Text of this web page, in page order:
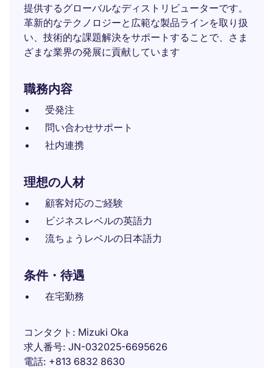
提供するグローバルなディストリビューターです。
革新的なテクノロジーと広範な製品ラインを取り扱
い、技術的な課題解決をサポートすることで、さま
ざまな業界の発展に貢献しています
職務内容
受発注
問い合わせサポート
社内連携
理想の人材
顧客対応のご経験
ビジネスレベルの英語力
流ちょうレベルの日本語力
条件・待遇
在宅勤務
コンタクト
Mizuki Oka
求人番号 JN-032025-6695626
電話 +813 6832 8630